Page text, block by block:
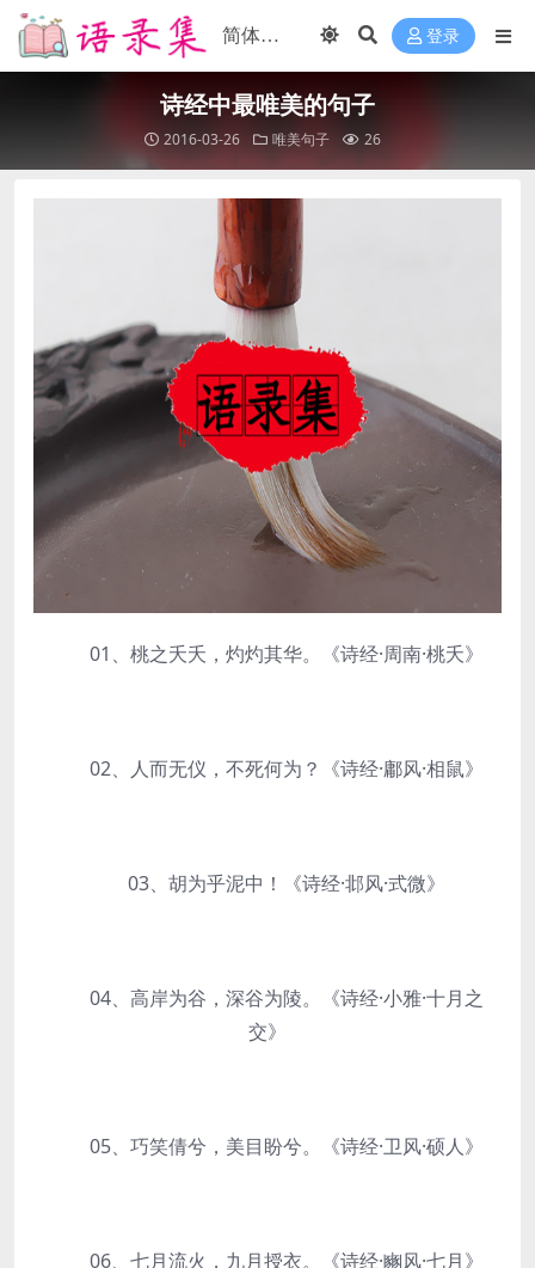
登录
诗经中最唯美的句子
2016-03-26 唯美句子 26
01、桃之夭夭，灼灼其华。《诗经·周南·桃夭》
02、人而无仪，不死何为？《诗经·鄘风·相鼠》
03、胡为乎泥中！《诗经·邶风·式微》
04、高岸为谷，深谷为陵。《诗经·小雅·十月之
交》
05、巧笑倩兮，美目盼兮。《诗经·卫风·硕人》
06、七月流火，九月授衣。《诗经·豳风·七月》